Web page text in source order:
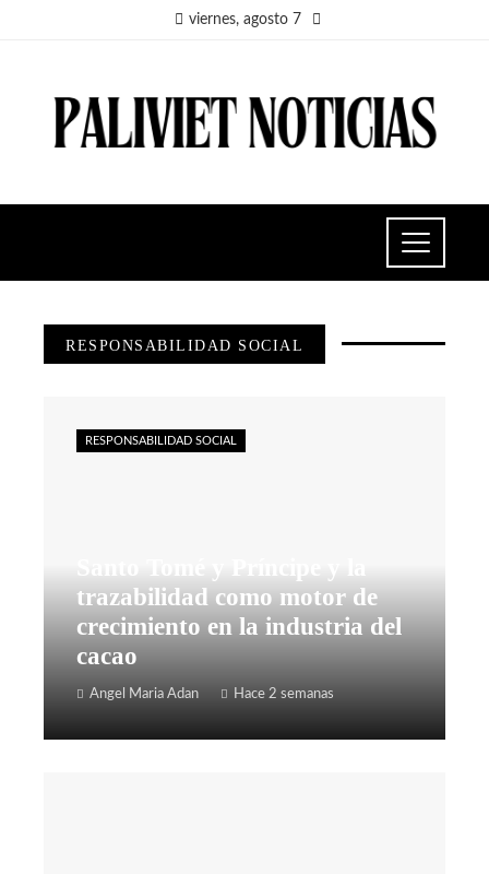
viernes, agosto 7
RESPONSABILIDAD SOCIAL
trazabilidad como motor de
crecimiento en la industria del
cacao
Angel Maria Adan Hace 2 semanas
RESPONSABILIDAD SOCIAL